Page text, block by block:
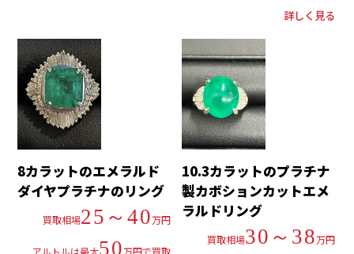
詳しく見る
8カラットのエメラルド
ダイヤプラチナのリング
買取相場25～40万円
50
10.3カラットのプラチナ
製カボションカットエメ
ラルドリング
買取相場30～38万円